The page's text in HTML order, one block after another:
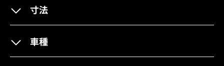
寸法
車種